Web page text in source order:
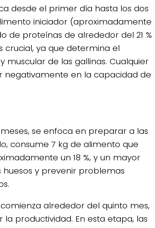
desde el primer día hasta los dos
iniciador (aproximadamente
de proteínas de alrededor del 21 %
crucial, ya que determina el
de las gallinas. Cualquier
en la capacidad de
se enfoca en preparar a las
consume 7 kg de alimento que
un 18 %, y un mayor
y prevenir problemas
alrededor del quinto mes,
productividad. En esta etapa, las